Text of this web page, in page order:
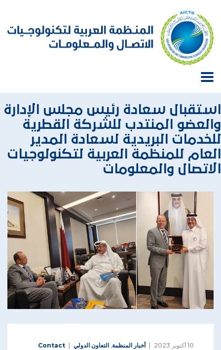
استقبال سعادة رئيس مجلس الإدارة
والعضو المنتدب للشركة القطرية
للخدمات البريدية لسعادة المدير
العام للمنظمة العربية لتكنولوجيات
الاتصال والمعلومات
10 أكتوبر 2023 أخبار المنظمة, التعاون الدولي Contact